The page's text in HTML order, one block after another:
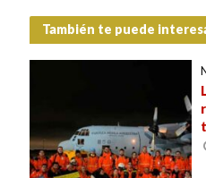
También te puede